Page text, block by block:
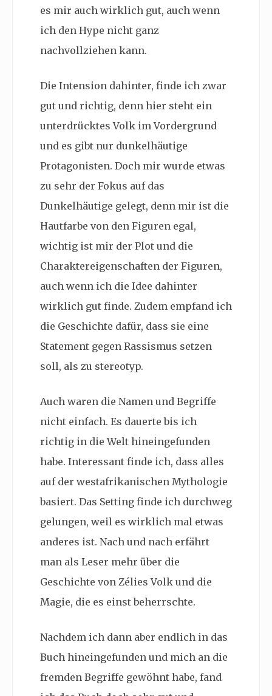
es mir auch wirklich gut, auch wenn
ich den Hype nicht ganz
nachvollziehen kann.
Die Intension dahinter, finde ich zwar
gut und richtig, denn hier steht ein
unterdrücktes Volk im Vordergrund
und es gibt nur dunkelhäutige
Protagonisten. Doch mir wurde etwas
zu sehr der Fokus auf das
Dunkelhäutige gelegt, denn mir ist die
Hautfarbe von den Figuren egal,
wichtig ist mir der Plot und die
Charaktereigenschaften der Figuren,
auch wenn ich die Idee dahinter
wirklich gut finde. Zudem empfand ich
die Geschichte dafür, dass sie eine
Statement gegen Rassismus setzen
soll, als zu stereotyp.
Auch waren die Namen und Begriffe
nicht einfach. Es dauerte bis ich
richtig in die Welt hineingefunden
habe. Interessant finde ich, dass alles
auf der westafrikanischen Mythologie
basiert. Das Setting finde ich durchweg
gelungen, weil es wirklich mal etwas
anderes ist. Nach und nach erfährt
man als Leser mehr über die
Geschichte von Zélies Volk und die
Magie, die es einst beherrschte.
Nachdem ich dann aber endlich in das
Buch hineingefunden und mich an die
fremden Begriffe gewöhnt habe, fand